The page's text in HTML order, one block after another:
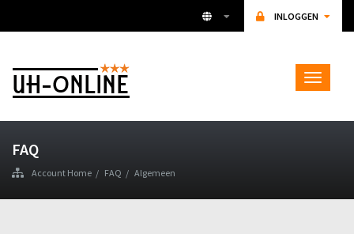
INLOGGEN
Toggle
FAQ
Account Home FAQ Algemeen